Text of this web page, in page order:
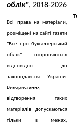
облік", 2018-2026
Всі права на матеріали,
розміщені на сайті газети
"Все про бухгалтерський
облік" охороняються
відповідно до
законодавства України.
Використання,
відтворення таких
матеріалів допускаються
тільки в межах,